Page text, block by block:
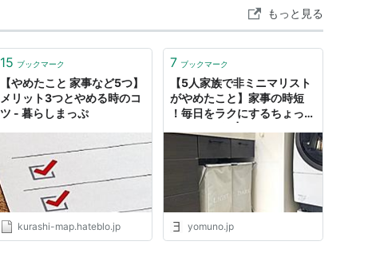
もっと見る
15 ブックマーク
【やめたこと 家事など5つ】
メリット3つとやめる時のコ
ツ - 暮らしまっぷ
kurashi-map.hateblo.jp
7 ブックマーク
【5人家族で非ミニマリスト
がやめたこと】家事の時短
！毎日をラクにするちょっと
yomuno.jp